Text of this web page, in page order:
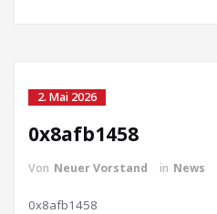
2. Mai 2026
0x8afb1458
Von Neuer Vorstand in News
0x8afb1458